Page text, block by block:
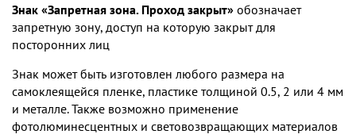
Знак «Запретная зона. Проход закрыт» обозначает
запретную зону, доступ на которую закрыт для
посторонних лиц
Знак может быть изготовлен любого размера на
самоклеящейся пленке, пластике толщиной 0.5, 2 или 4 мм
и металле. Также возможно применение
фотолюминесцентных и световозвращающих материалов